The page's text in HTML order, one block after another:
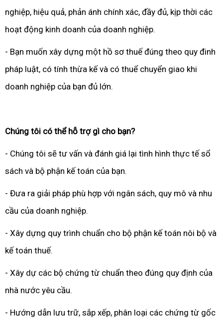
nghiệp, hiệu quả, phản ánh chính xác, đầy đủ, kịp thời các
hoạt động kinh doanh của doanh nghiệp.
- Bạn muốn xây dựng một hồ sơ thuế đúng theo quy đinh
pháp luật, có tính thừa kế và có thuể chuyển giao khi
doanh nghiệp của bạn đủ lớn.
Chúng tôi có thể hỗ trợ gì cho bạn?
- Chúng tôi sẽ tư vấn và đánh giá lại tình hình thực tế sổ
sách và bộ phận kế toán của bạn.
- Đưa ra giải pháp phù hợp với ngân sách, quy mô và nhu
cầu của doanh nghiệp.
- Xây dựng quy trình chuẩn cho bộ phận kế toán nôi bộ và
kế toán thuế.
- Xây dự các bộ chứng từ chuẩn theo đúng quy định của
nhà nước yêu cầu.
- Hướng dẫn lưu trữ, sắp xếp, phân loại các chứng từ gốc